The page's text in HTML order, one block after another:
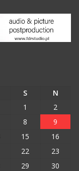
S
N
1
2
8
9
15
16
22
23
29 30